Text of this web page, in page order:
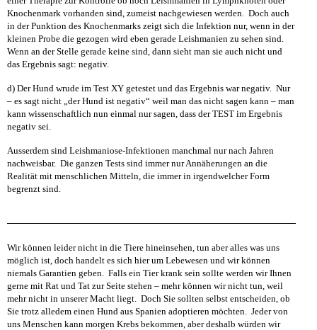
Knochenmark vorhanden sind, zumeist nachgewiesen werden. Doch auch
in der Punktion des Knochenmarks zeigt sich die Infektion nur, wenn in der
kleinen Probe die gezogen wird eben gerade Leishmanien zu sehen sind.
Wenn an der Stelle gerade keine sind, dann sieht man sie auch nicht und
das Ergebnis sagt: negativ.
d) Der Hund wrude im Test XY getestet und das Ergebnis war negativ. Nur
– es sagt nicht „der Hund ist negativ“ weil man das nicht sagen kann – man
kann wissenschaftlich nun einmal nur sagen, dass der TEST im Ergebnis
negativ sei.
Ausserdem sind Leishmaniose-Infektionen manchmal nur nach Jahren
nachweisbar. Die ganzen Tests sind immer nur Annäherungen an die
Realität mit menschlichen Mitteln, die immer in irgendwelcher Form
begrenzt sind.
Wir können leider nicht in die Tiere hineinsehen, tun aber alles was uns
möglich ist, doch handelt es sich hier um Lebewesen und wir können
niemals Garantien geben. Falls ein Tier krank sein sollte werden wir Ihnen
gerne mit Rat und Tat zur Seite stehen – mehr können wir nicht tun, weil
mehr nicht in unserer Macht liegt. Doch Sie sollten selbst entscheiden, ob
Sie trotz alledem einen Hund aus Spanien adoptieren möchten. Jeder von
uns Menschen kann morgen Krebs bekommen, aber deshalb würden wir